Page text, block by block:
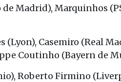
Madrid), Marquinhos
(Lyon), Casemiro (Real
Coutinho (Bayern de
Roberto Firmino